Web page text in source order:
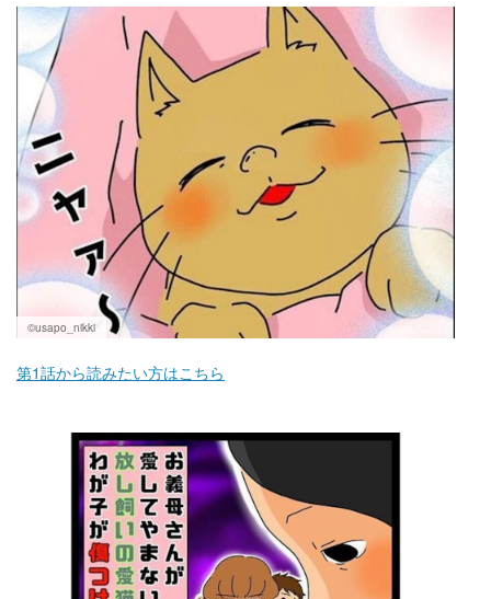
トレンド・イベント
©️usapo_nikki
第1話から読みたい方はこちら